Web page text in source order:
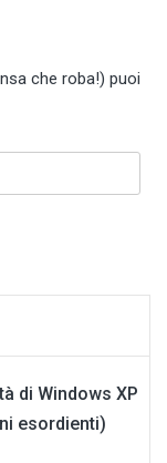
che roba!) puoi
di Windows XP
esordienti)